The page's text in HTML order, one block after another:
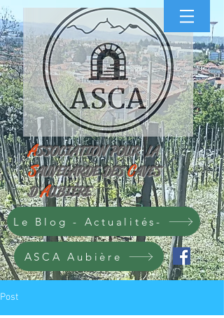
ASSOCIATION POURLA
SAUVEGARDEDESCAVES
D'AUBIÈRE
Le Blog - Actualités-
ASCA Aubière
Post